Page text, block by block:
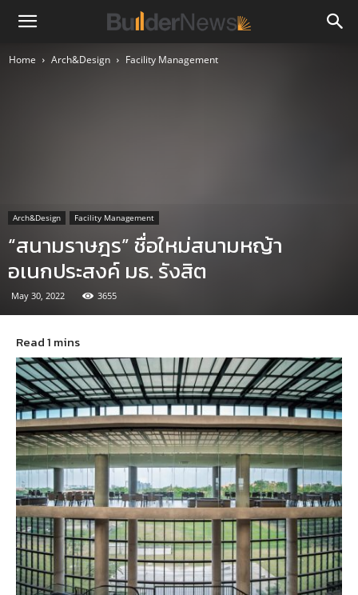
Home Arch&Design Facility Management
Arch&Design Facility Management
“สนามราษฎร” ชื่อใหม่สนามหญ้า
อเนกประสงค์ มธ. รังสิต
May 30, 2022 3655